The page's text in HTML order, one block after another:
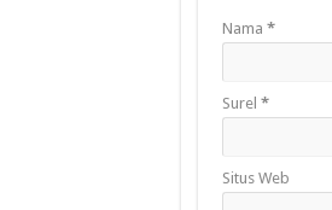
Nama *
Surel *
Situs Web